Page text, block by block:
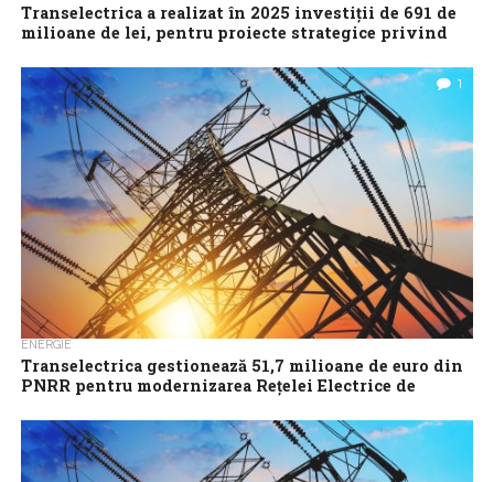
Transelectrica a realizat în 2025 investiții de 691 de
milioane de lei, pentru proiecte strategice privind
Compania Națională de Transport al Energiei Electrice
Transelectrica SA a realizat, anul trecut, investiții de 691,05
milioane de lei pentru modernizarea și...
1
ENERGIE
Transelectrica gestionează 51,7 milioane de euro din
PNRR pentru modernizarea Rețelei Electrice de
Compania Națională de Transport al Energiei Electrice
Transelectrica S.A. gestionează o finanțare totală de 51,7
milioane de euro din Planul Național de...